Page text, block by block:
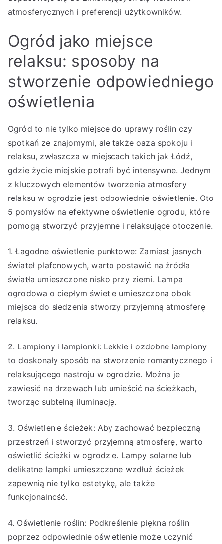
atmosferycznych i preferencji użytkowników.
Ogród jako miejsce
relaksu: sposoby na
stworzenie odpowiedniego
oświetlenia
Ogród to nie tylko miejsce do uprawy roślin czy
spotkań ze znajomymi, ale także oaza spokoju i
relaksu, zwłaszcza w miejscach takich jak Łódź,
gdzie życie miejskie potrafi być intensywne. Jednym
z kluczowych elementów tworzenia atmosfery
relaksu w ogrodzie jest odpowiednie oświetlenie. Oto
5 pomysłów na efektywne oświetlenie ogrodu, które
pomogą stworzyć przyjemne i relaksujące otoczenie.
1. Łagodne oświetlenie punktowe: Zamiast jasnych
świateł plafonowych, warto postawić na źródła
światła umieszczone nisko przy ziemi. Lampa
ogrodowa o ciepłym świetle umieszczona obok
miejsca do siedzenia stworzy przyjemną atmosferę
relaksu.
2. Lampiony i lampionki: Lekkie i ozdobne lampiony
to doskonały sposób na stworzenie romantycznego i
relaksującego nastroju w ogrodzie. Można je
zawiesić na drzewach lub umieścić na ścieżkach,
tworząc subtelną iluminację.
3. Oświetlenie ścieżek: Aby zachować bezpieczną
przestrzeń i stworzyć przyjemną atmosferę, warto
oświetlić ścieżki w ogrodzie. Lampy solarne lub
delikatne lampki umieszczone wzdłuż ścieżek
zapewnią nie tylko estetykę, ale także
funkcjonalność.
4. Oświetlenie roślin: Podkreślenie piękna roślin
poprzez odpowiednie oświetlenie może uczynić